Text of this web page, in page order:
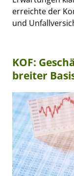
erreichte der
und
KOF:
breiter